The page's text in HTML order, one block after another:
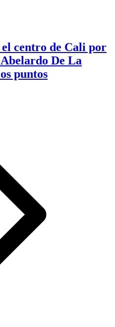
centro de Cali por
Abelardo De La
puntos